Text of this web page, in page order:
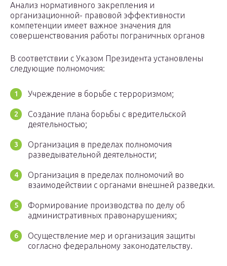
Анализ нормативного закрепления и
организационной- правовой эффективности
компетенции имеет важное значения для
совершенствования работы пограничных органов
В соответствии с Указом Президента установлены
следующие полномочия:
Учреждение в борьбе с терроризмом;
Создание плана борьбы с вредительской
деятельностью;
Организация в пределах полномочия
разведывательной деятельности;
Организация в пределах полномочий во
взаимодействии с органами внешней разведки.
Формирование производства по делу об
административных правонарушениях;
Осуществление мер и организация защиты
согласно федеральному законодательству.